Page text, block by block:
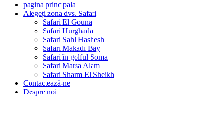
pagina principala
Alegeți zona dvs. Safari
Safari El Gouna
Safari Hurghada
Safari Sahl Hashesh
Safari Makadi Bay
Safari în golful Soma
Safari Marsa Alam
Safari Sharm El Sheikh
Contactează-ne
Despre noi